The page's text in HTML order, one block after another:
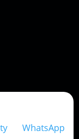
WhatsApp